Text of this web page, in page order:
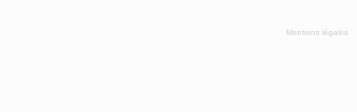
Mentions légales